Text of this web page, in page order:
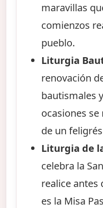
maravillas
comienzos
pueblo.
Liturgia
renovación
bautismales
ocasiones
de un
Liturgia de
celebra la
realice antes
es la Misa